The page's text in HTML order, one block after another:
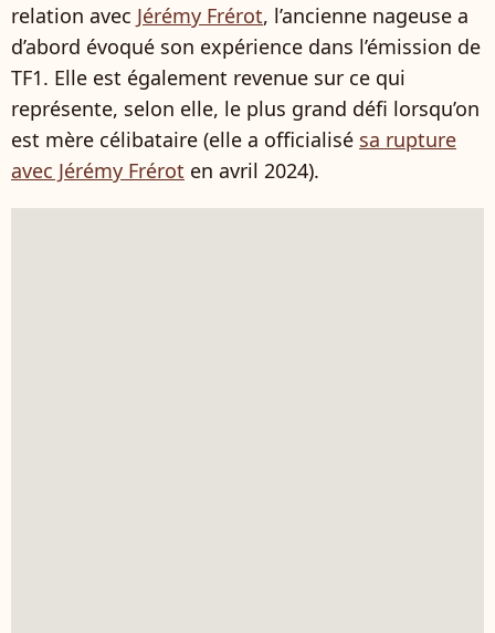
relation avec Jérémy Frérot, l’ancienne nageuse a
d’abord évoqué son expérience dans l’émission de
TF1. Elle est également revenue sur ce qui
représente, selon elle, le plus grand défi lorsqu’on
est mère célibataire (elle a officialisé sa rupture
avec Jérémy Frérot en avril 2024).